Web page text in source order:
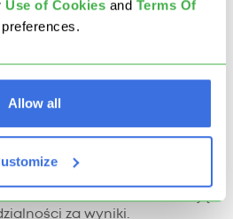
Use of Cookies and Terms Of
Allow all
za pomocą karteczek.
: Przeciągnij i upuść widok
Wyników:
śledzenia postępów
za wyniki.